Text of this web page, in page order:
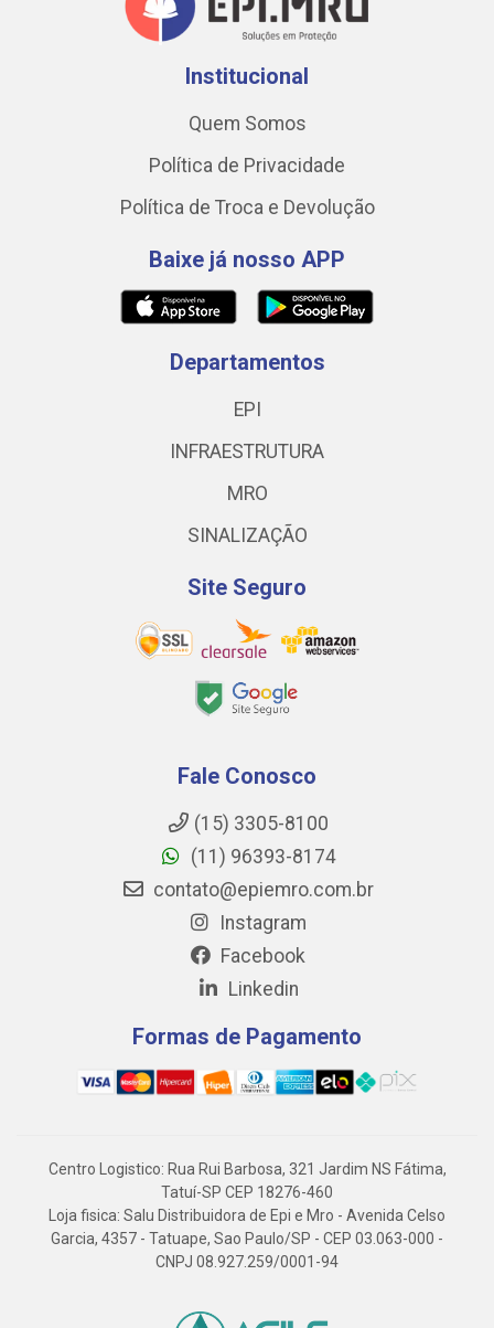
Institucional
Quem Somos
Política de Privacidade
Política de Troca e Devolução
Baixe já nosso APP
Departamentos
EPI
INFRAESTRUTURA
MRO
SINALIZAÇÃO
Site Seguro
Fale Conosco
(15) 3305-8100
(11) 96393-8174
contato@epiemro.com.br
Instagram
Facebook
Linkedin
Formas de Pagamento
Centro Logistico: Rua Rui Barbosa, 321 Jardim NS Fátima,
Tatuí-SP CEP 18276-460
Loja fisica: Salu Distribuidora de Epi e Mro - Avenida Celso
Garcia, 4357 - Tatuape, Sao Paulo/SP - CEP 03.063-000 -
CNPJ 08.927.259/0001-94